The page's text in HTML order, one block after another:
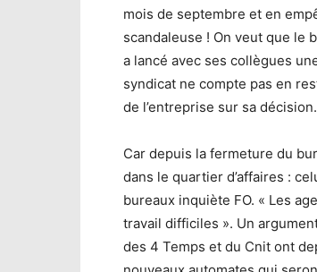
mois de septembre et en
scandaleuse ! On veut que le
a lancé avec ses collègues
syndicat ne compte pas en
de l’entreprise sur sa décision.
Car depuis la fermeture du
dans le quartier d’affaires :
bureaux inquiète FO. « Les
travail difficiles ». Un
des 4 Temps et du Cnit ont